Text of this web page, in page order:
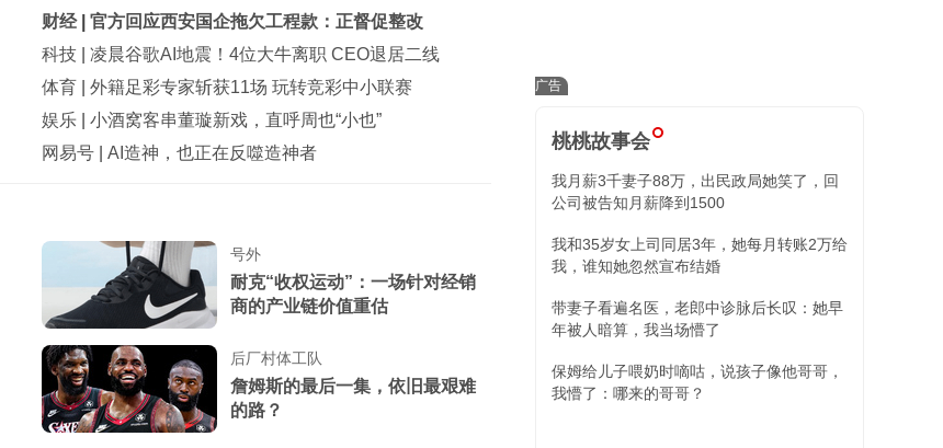
财经
官方回应西安国企拖欠工程款：正督促整改
科技
凌晨谷歌AI地震！4位大牛离职 CEO退居二线
体育
外籍足彩专家斩获11场 玩转竞彩中小联赛
娱乐
小酒窝客串董璇新戏，直呼周也“小也”
网易号
AI造神，也正在反噬造神者
号外
耐克“收权运动”：一场针对经销
商的产业链价值重估
后厂村体工队
詹姆斯的最后一集，依旧最艰难
的路？
桃桃故事会
我月薪3千妻子88万，出民政局她笑了，回
公司被告知月薪降到1500
我和35岁女上司同居3年，她每月转账2万给
我，谁知她忽然宣布结婚
带妻子看遍名医，老郎中诊脉后长叹：她早
年被人暗算，我当场懵了
保姆给儿子喂奶时嘀咕，说孩子像他哥哥，
我懵了：哪来的哥哥？